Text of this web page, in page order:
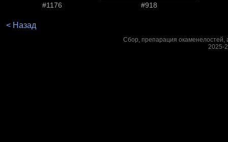
#1176 #918
< Назад
Сбор, препарация окаменелостей,
2025-